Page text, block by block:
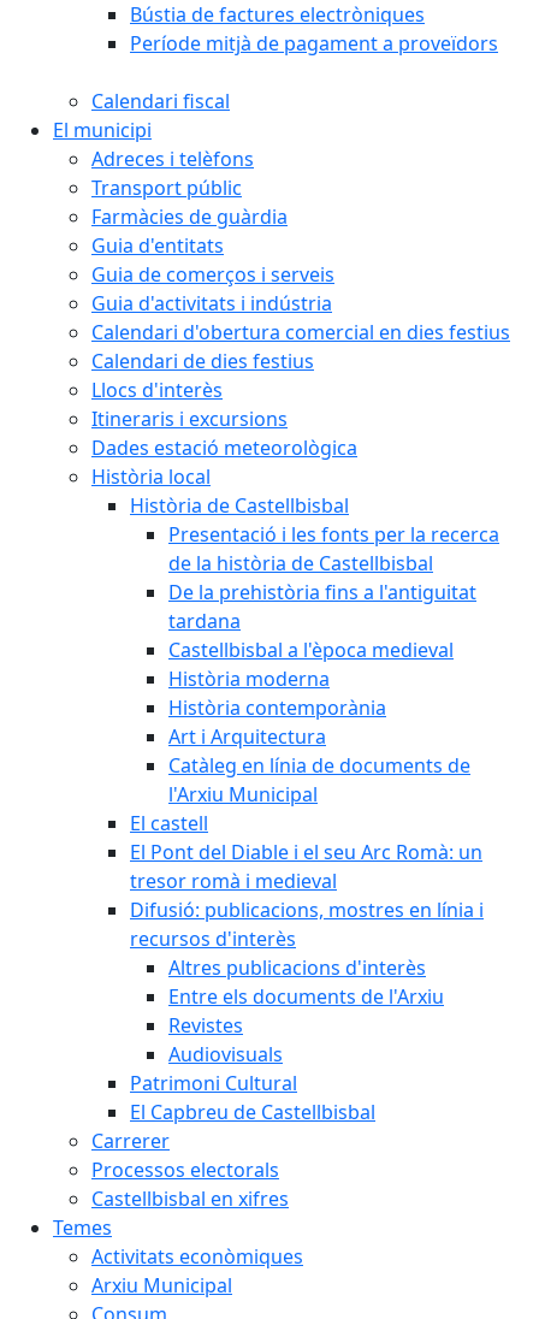
Bústia de factures electròniques
Període mitjà de pagament a proveïdors
Calendari fiscal
El municipi
Adreces i telèfons
Transport públic
Farmàcies de guàrdia
Guia d'entitats
Guia de comerços i serveis
Guia d'activitats i indústria
Calendari d'obertura comercial en dies festius
Calendari de dies festius
Llocs d'interès
Itineraris i excursions
Dades estació meteorològica
Història local
Història de Castellbisbal
Presentació i les fonts per la recerca
de la història de Castellbisbal
De la prehistòria fins a l'antiguitat
tardana
Castellbisbal a l'època medieval
Història moderna
Història contemporània
Art i Arquitectura
Catàleg en línia de documents de
l'Arxiu Municipal
El castell
El Pont del Diable i el seu Arc Romà: un
tresor romà i medieval
Difusió: publicacions, mostres en línia i
recursos d'interès
Altres publicacions d'interès
Entre els documents de l'Arxiu
Revistes
Audiovisuals
Patrimoni Cultural
El Capbreu de Castellbisbal
Carrerer
Processos electorals
Castellbisbal en xifres
Temes
Activitats econòmiques
Arxiu Municipal